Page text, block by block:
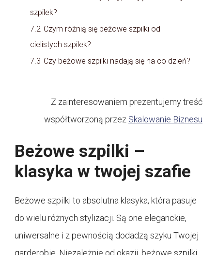
szpilek?
7.2 Czym różnią się beżowe szpilki od
cielistych szpilek?
7.3 Czy beżowe szpilki nadają się na co dzień?
Z zainteresowaniem prezentujemy treść
współtworzoną przez Skalowanie Biznesu
Beżowe szpilki –
klasyka w twojej szafie
Beżowe szpilki to absolutna klasyka, która pasuje
do wielu różnych stylizacji. Są one eleganckie,
uniwersalne i z pewnością dodadzą szyku Twojej
garderobie. Niezależnie od okazji, beżowe szpilki